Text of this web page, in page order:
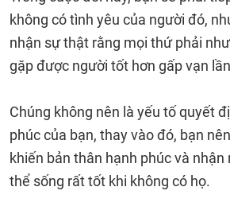
không có tình yêu của người đó,
nhận sự thật rằng mọi thứ phải
gặp được người tốt hơn gấp vạn
Chúng không nên là yếu tố quyết
phúc của bạn, thay vào đó, bạn
khiến bản thân hạnh phúc và nhận
thể sống rất tốt khi không có họ.